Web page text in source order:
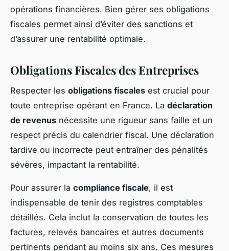
opérations financières. Bien gérer ses obligations
fiscales permet ainsi d’éviter des sanctions et
d’assurer une rentabilité optimale.
Obligations Fiscales des Entreprises
Respecter les obligations fiscales est crucial pour
toute entreprise opérant en France. La déclaration
de revenus nécessite une rigueur sans faille et un
respect précis du calendrier fiscal. Une déclaration
tardive ou incorrecte peut entraîner des pénalités
sévères, impactant la rentabilité.
Pour assurer la compliance fiscale, il est
indispensable de tenir des registres comptables
détaillés. Cela inclut la conservation de toutes les
factures, relevés bancaires et autres documents
pertinents pendant au moins six ans. Ces mesures